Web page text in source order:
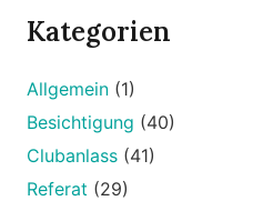
Kategorien
Allgemein (1)
Besichtigung (40)
Clubanlass (41)
Referat (29)